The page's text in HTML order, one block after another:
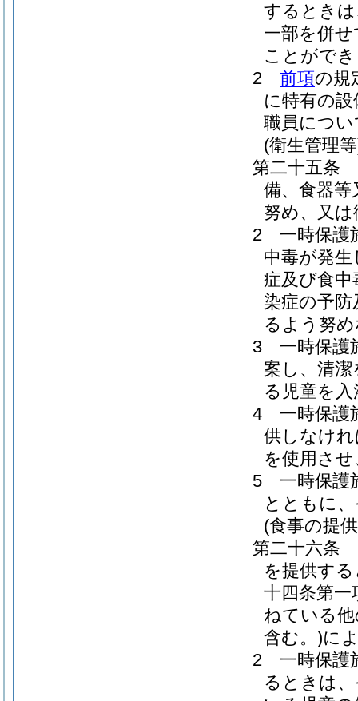
するとき
一部を併
ことがで
2
前項の規
に特有の
職員につ
(衛生管理
第二十五条
備、食器
努め、又
2
一時保護
中毒が発
症及び食
染症の予
るよう努
3
一時保護
案し、清
る児童を
4
一時保護
供しなけ
を使用さ
5
一時保護
とともに
(食事の提
第二十六条
を提供す
十四条第一
ねている
含む。)に
2
一時保護
るときは